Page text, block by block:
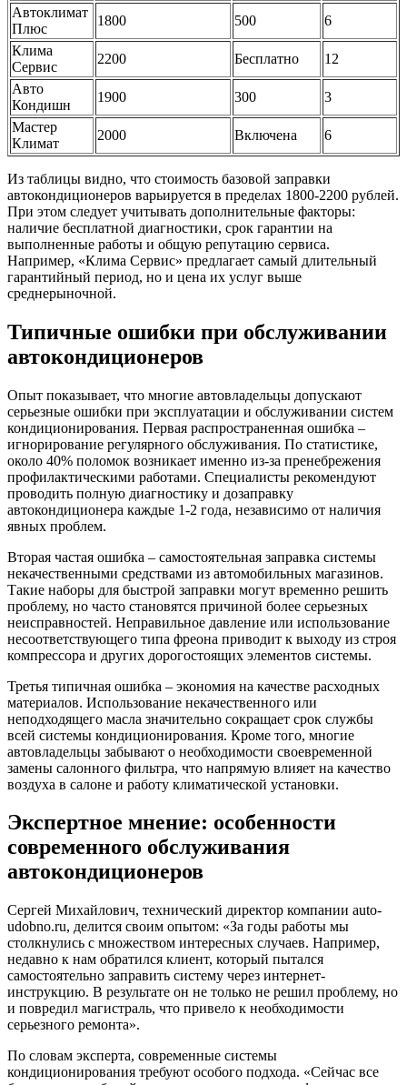
Автоклимат
Плюс
1800 500
6
Клима
Сервис
2200 Бесплатно
12
Авто
Кондишн
1900 300
3
Мастер
Климат
2000 Включена 6
Из таблицы видно, что стоимость базовой заправки
автокондиционеров варьируется в пределах 1800-2200 рублей.
При этом следует учитывать дополнительные факторы:
наличие бесплатной диагностики, срок гарантии на
выполненные работы и общую репутацию сервиса.
Например, «Клима Сервис» предлагает самый длительный
гарантийный период, но и цена их услуг выше
среднерыночной.
Типичные ошибки при обслуживании
автокондиционеров
Опыт показывает, что многие автовладельцы допускают
серьезные ошибки при эксплуатации и обслуживании систем
кондиционирования. Первая распространенная ошибка –
игнорирование регулярного обслуживания. По статистике,
около 40% поломок возникает именно из-за пренебрежения
профилактическими работами. Специалисты рекомендуют
проводить полную диагностику и дозаправку
автокондиционера каждые 1-2 года, независимо от наличия
явных проблем.
Вторая частая ошибка – самостоятельная заправка системы
некачественными средствами из автомобильных магазинов.
Такие наборы для быстрой заправки могут временно решить
проблему, но часто становятся причиной более серьезных
неисправностей. Неправильное давление или использование
несоответствующего типа фреона приводит к выходу из строя
компрессора и других дорогостоящих элементов системы.
Третья типичная ошибка – экономия на качестве расходных
материалов. Использование некачественного или
неподходящего масла значительно сокращает срок службы
всей системы кондиционирования. Кроме того, многие
автовладельцы забывают о необходимости своевременной
замены салонного фильтра, что напрямую влияет на качество
воздуха в салоне и работу климатической установки.
Экспертное мнение: особенности
современного обслуживания
автокондиционеров
Сергей Михайлович, технический директор компании auto-
udobno.ru, делится своим опытом: «За годы работы мы
столкнулись с множеством интересных случаев. Например,
недавно к нам обратился клиент, который пытался
самостоятельно заправить систему через интернет-
инструкцию. В результате он не только не решил проблему, но
и повредил магистраль, что привело к необходимости
серьезного ремонта».
По словам эксперта, современные системы
кондиционирования требуют особого подхода. «Сейчас все